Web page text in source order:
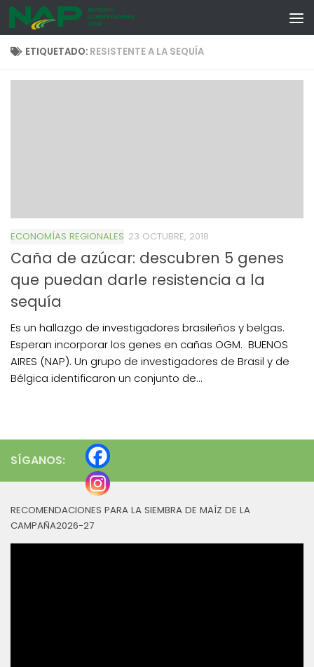
Skip to content
ETIQUETADO: RESISTENTE A LA SEQUÍA
ECONOMÍAS REGIONALES 23 OCTUBRE, 2018
Caña de azúcar: descubren 5 genes
que puedan darle resistencia a la
sequía
Es un hallazgo de investigadores brasileños y belgas.
Esperan incorporar los genes en cañas OGM. BUENOS
AIRES (NAP). Un grupo de investigadores de Brasil y de
Bélgica identificaron un conjunto de...
SÍGANOS:
RECOMENDACIONES PARA LA SIEMBRA DE MAÍZ DE LA
CAMPAÑA2026-27